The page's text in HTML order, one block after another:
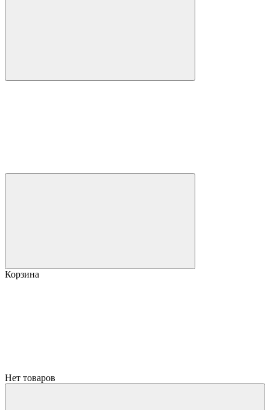
Корзина
Нет товаров